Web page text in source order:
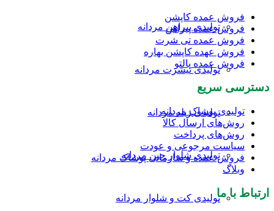
تولیدی پیراهن مردانه
تولیدی تیشرت مردانه
تولیدی ژیله مردانه
تولیدی شلوار جین مردانه
تولیدی کت و شلوار مردانه
فروش عمده کاپشن
فروش عمده پیراهن
فروش عمده تی شرت
فروش عهده کاپشن بهاره
فروش عمده پالتو
دسترسی سریع
تولیدی پوشاک مردانه
روش‌های ارسال کالا
روش‌های پرداخت
سیاست مرجوعی و عودت
فروش عمده و سازمانی پوشاک مردانه
وبلاگ
ارتباط با ما